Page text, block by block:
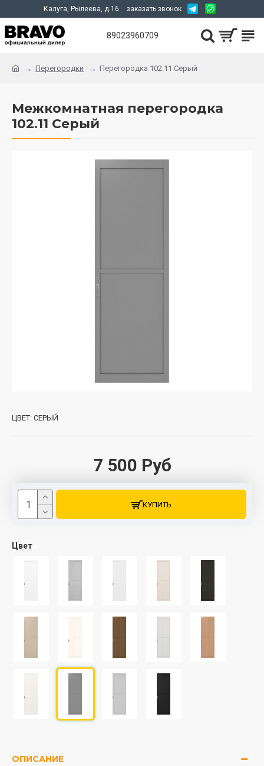
Калуга, Рылеева, д.16. заказать звонок
89023960709
Перегородки Перегородка 102.11 Серый
Межкомнатная перегородка
102.11 Серый
7 500 Руб
ЦВЕТ: СЕРЫЙ
Цвет
КУПИТЬ
ОПИСАНИЕ